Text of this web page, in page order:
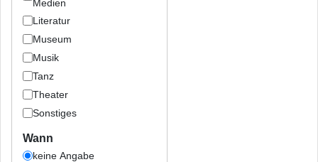
Medien
Literatur
Museum
Musik
Tanz
Theater
Sonstiges
Wann
keine Angabe